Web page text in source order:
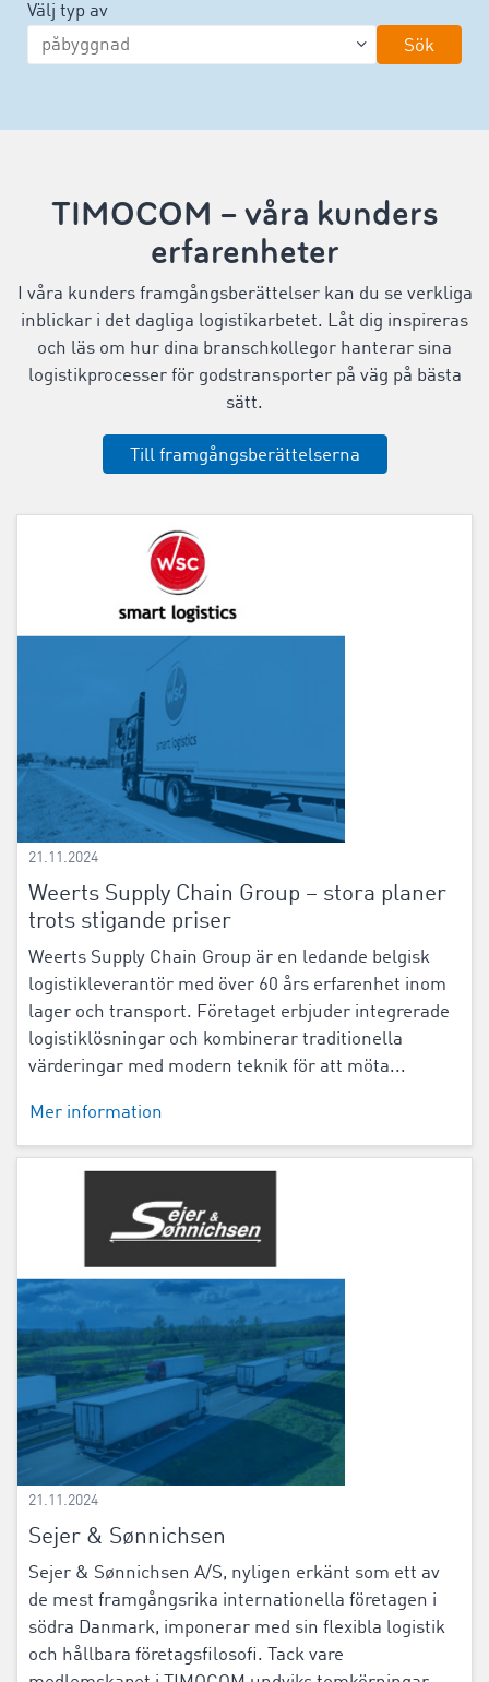
Välj typ av
Sök
TIMOCOM – våra kunders
erfarenheter
I våra kunders framgångsberättelser kan du se verkliga
inblickar i det dagliga logistikarbetet. Låt dig inspireras
och läs om hur dina branschkollegor hanterar sina
logistikprocesser för godstransporter på väg på bästa
sätt.
Till framgångsberättelserna
21.11.2024
Weerts Supply Chain Group – stora planer
trots stigande priser
Weerts Supply Chain Group är en ledande belgisk
logistikleverantör med över 60 års erfarenhet inom
lager och transport. Företaget erbjuder integrerade
logistiklösningar och kombinerar traditionella
värderingar med modern teknik för att möta...
Mer information
21.11.2024
Sejer & Sønnichsen
Sejer & Sønnichsen A/S, nyligen erkänt som ett av
de mest framgångsrika internationella företagen i
södra Danmark, imponerar med sin flexibla logistik
och hållbara företagsfilosofi. Tack vare